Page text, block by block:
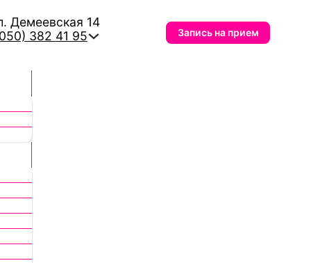
Демеевская 14
382 41 95
Запись на прием